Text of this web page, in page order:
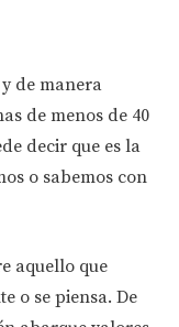
de manera
de menos de 40
decir que es la
o sabemos con
aquello que
o se piensa. De